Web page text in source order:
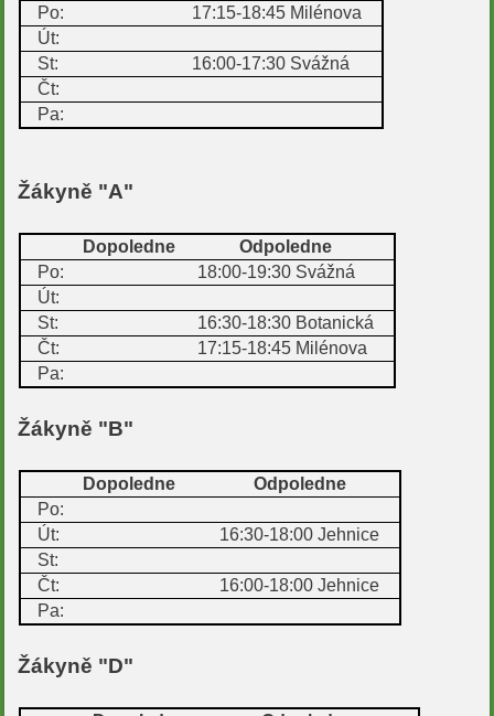
Po: 17:15-18:45 Milénova
Út:
St:
16:00-17:30 Svážná
Čt:
Pa:
Žákyně "A"
Dopoledne
Odpoledne
Po:
18:00-19:30 Svážná
Út:
St:
16:30-18:30 Botanická
Čt:
17:15-18:45 Milénova
Pa:
Žákyně "B"
Dopoledne
Odpoledne
Po:
Út:
16:30-18:00 Jehnice
St:
Čt:
16:00-18:00 Jehnice
Pa:
Žákyně "D"